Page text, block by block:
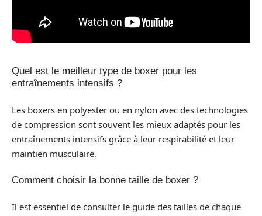
Quel est le meilleur type de boxer pour les
entraînements intensifs ?
Les boxers en polyester ou en nylon avec des technologies
de compression sont souvent les mieux adaptés pour les
entraînements intensifs grâce à leur respirabilité et leur
maintien musculaire.
Comment choisir la bonne taille de boxer ?
Il est essentiel de consulter le guide des tailles de chaque